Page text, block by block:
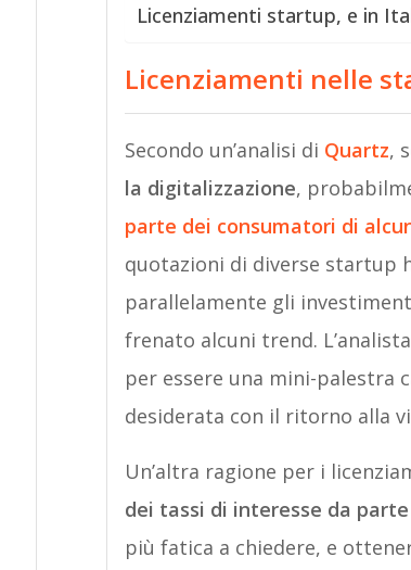
Licenziamenti startup, e in
Licenziamenti nelle
Secondo un’analisi di Quartz,
la digitalizzazione,
parte dei consumatori di
quotazioni di diverse startup
parallelamente gli
frenato alcuni trend.
per essere una mini-palestra
desiderata con il ritorno alla
Un’altra ragione per i
dei tassi di interesse da
più fatica a chiedere, e